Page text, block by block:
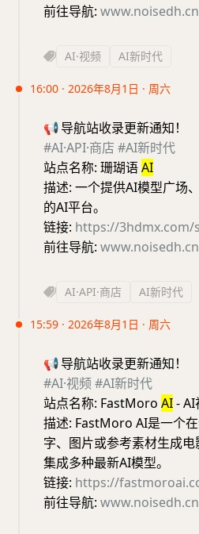
前往导航: www.noisedh.cn
AI·视频 AI新时代
16:00 · 2026年8月1日 · 周六
📢导航站收录更新通知！
#AI·API·商店 #AI新时代
站点名称: 珊瑚语AI
描述: 一个提供AI模型广场
的AI平台。
链接: https://3hdmx.com/
前往导航: www.noisedh.cn
AI·API·商店 AI新时代
15:59 · 2026年8月1日 · 周六
📢导航站收录更新通知！
#AI·视频#AI新时代
站点名称: FastMoro AI- AI
描述: FastMoro AI是一个
字、图片或参考素材生成电
集成多种最新AI模型。
链接: https://
前往导航: www.noisedh.cn